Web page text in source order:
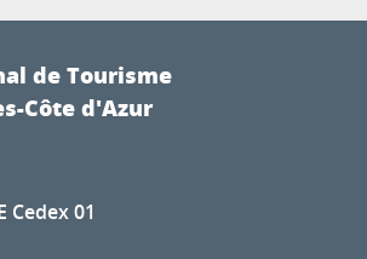
de Tourisme
Côte d'Azur
Cedex 01